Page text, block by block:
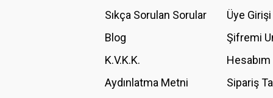
Ürün açıklamasında eksik bilgiler bulunuyor.
Ürün fiyatı diğer sitelerden daha pahalı.
Bu ürüne benzer farklı alternatifler olmalı.
Sıkça Sorulan Sorular
Blog
K.V.K.K.
Aydınlatma Metni
Üye Girişi
Şifremi
Hesabım
Sipariş